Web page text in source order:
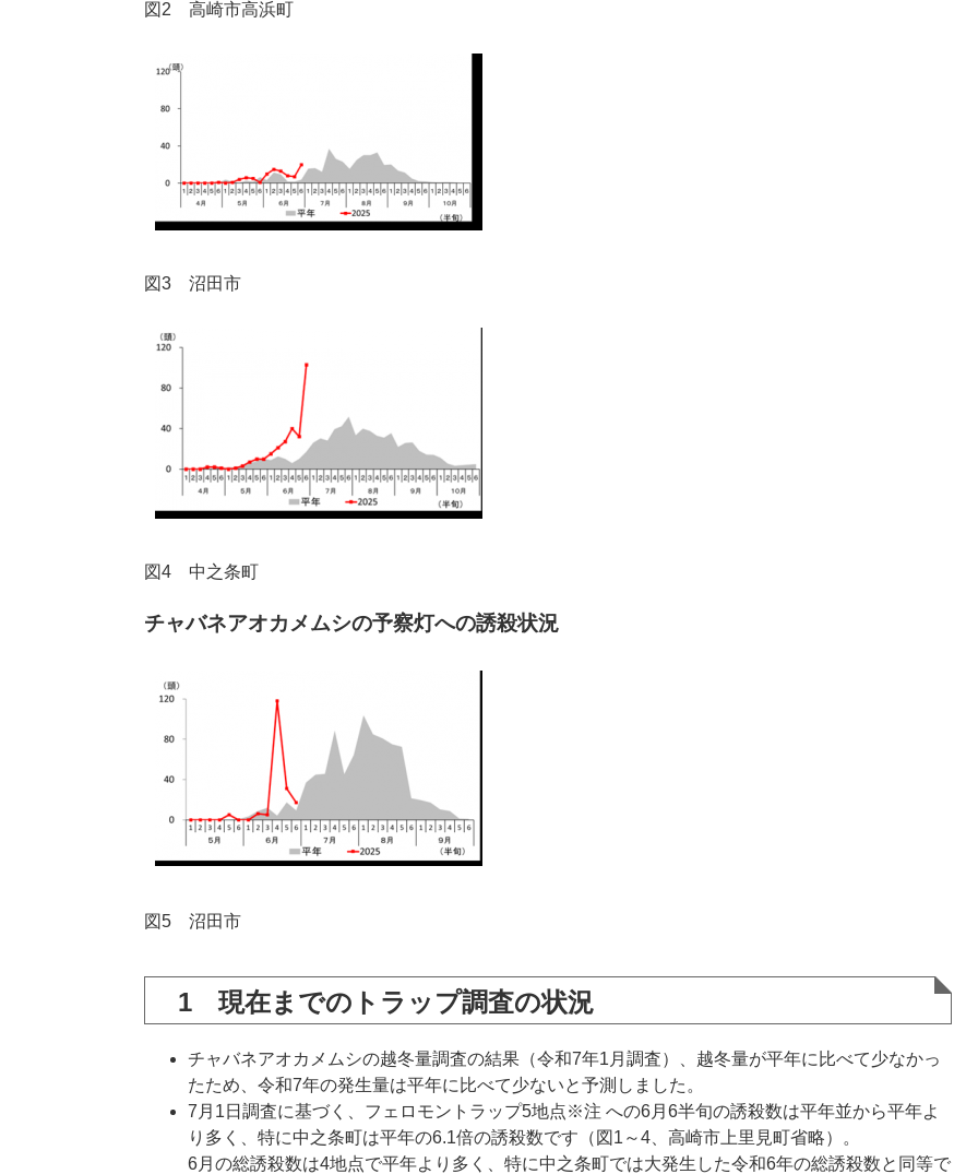
図2 高崎市高浜町
図3 沼田市
図4 中之条町
チャバネアオカメムシの予察灯への誘殺状況
図5 沼田市
1 現在までのトラップ調査の状況
チャバネアオカメムシの越冬量調査の結果（令和7年1月調査）、越冬量が平年に比べて少なかっ
たため、令和7年の発生量は平年に比べて少ないと予測しました。
7月1日調査に基づく、フェロモントラップ5地点※注 への6月6半旬の誘殺数は平年並から平年よ
り多く、特に中之条町は平年の6.1倍の誘殺数です（図1～4、高崎市上里見町省略）。
6月の総誘殺数は4地点で平年より多く、特に中之条町では大発生した令和6年の総誘殺数と同等で